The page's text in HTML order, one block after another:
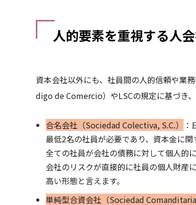
人的要素を重視する人
資本会社以外にも、社員間の人的信頼や業
digo de Comercio）やLSCの規定に基づき、
合名会社（Sociedad Colectiva, S.C.）
最低2名の社員が必要であり、資本金に
全ての社員が会社の債務に対して個人的
会社のリスクが直接的に社員の個人財産
高い形態と言えます。
単純型合資会社（Sociedad Comanditaria